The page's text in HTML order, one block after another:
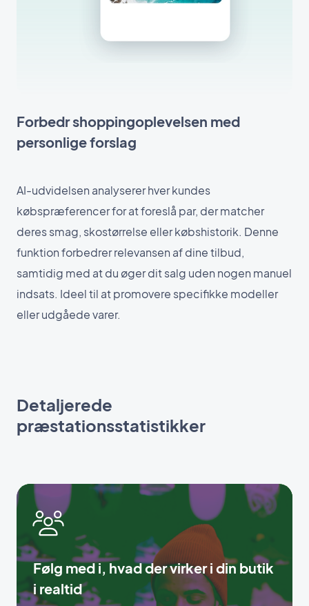
Forbedr shoppingoplevelsen med
personlige forslag
AI-udvidelsen analyserer hver kundes
købspræferencer for at foreslå par, der matcher
deres smag, skostørrelse eller købshistorik. Denne
funktion forbedrer relevansen af dine tilbud,
samtidig med at du øger dit salg uden nogen manuel
indsats. Ideel til at promovere specifikke modeller
eller udgåede varer.
Detaljerede
præstationsstatistikker
Følg med i, hvad der virker i din butik
i realtid